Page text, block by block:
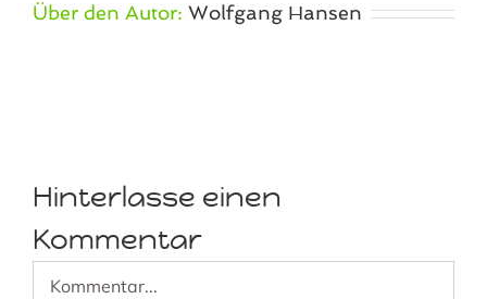
Über den Autor: Wolfgang Hansen
Hinterlasse einen
Kommentar
Kommentar